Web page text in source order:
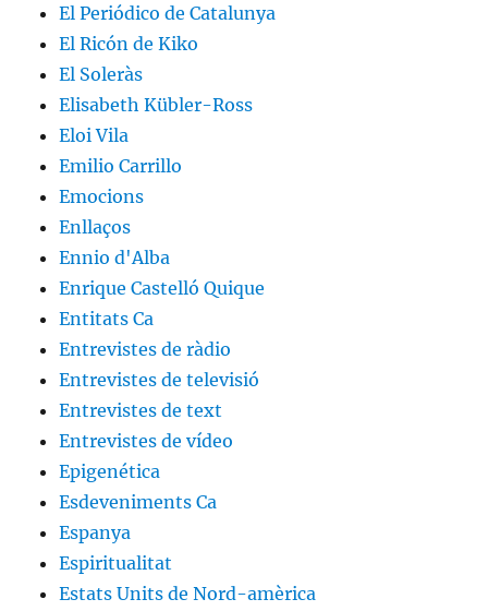
El Periódico de Catalunya
El Ricón de Kiko
El Soleràs
Elisabeth Kübler-Ross
Eloi Vila
Emilio Carrillo
Emocions
Enllaços
Ennio d'Alba
Enrique Castelló Quique
Entitats Ca
Entrevistes de ràdio
Entrevistes de televisió
Entrevistes de text
Entrevistes de vídeo
Epigenética
Esdeveniments Ca
Espanya
Espiritualitat
Estats Units de Nord-amèrica